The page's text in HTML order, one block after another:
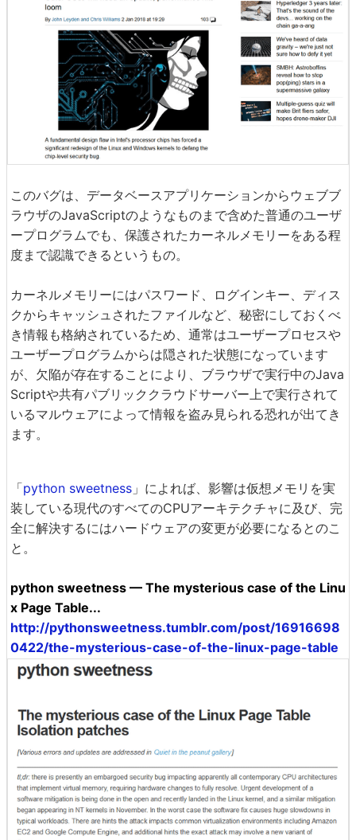
このバグは、データベースアプリケーションからウェブブ
ラウザのJavaScriptのようなものまで含めた普通のユーザ
ープログラムでも、保護されたカーネルメモリーをある程
度まで認識できるというもの。
カーネルメモリーにはパスワード、ログインキー、ディス
クからキャッシュされたファイルなど、秘密にしておくべ
き情報も格納されているため、通常はユーザープロセスや
ユーザープログラムからは隠された状態になっています
が、欠陥が存在することにより、ブラウザで実行中のJava
Scriptや共有パブリッククラウドサーバー上で実行されて
いるマルウェアによって情報を盗み見られる恐れが出てき
ます。
「python sweetness 」によれば、影響は仮想メモリを実
装している現代のすべてのCPUアーキテクチャに及び、完
全に解決するにはハードウェアの変更が必要になるとのこ
と。
python sweetness — The mysterious case of the Linu
x Page Table...
http://pythonsweetness.tumblr.com/post/16916698
0422/the-mysterious-case-of-the-linux-page-table